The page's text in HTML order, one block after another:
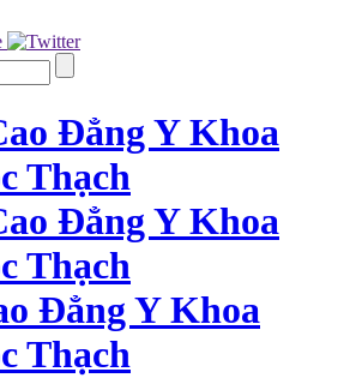
Đẳng Y Khoa
Thạch